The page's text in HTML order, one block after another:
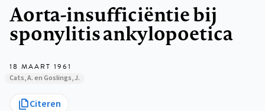
Aorta-insufficiëntie bij
sponylitis ankylopoetica
18 MAART 1961
Cats, A. en Goslings, J.
Citeren